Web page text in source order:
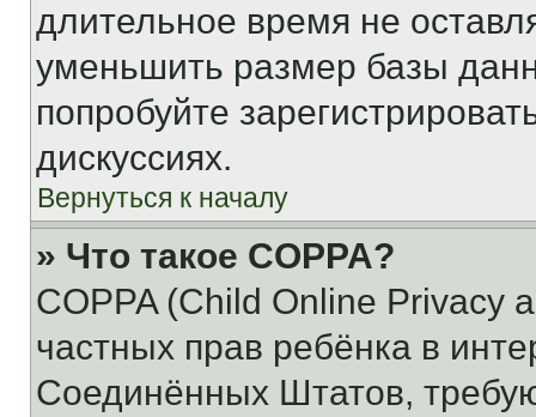
длительное время не
уменьшить размер базы
попробуйте
дискуссиях.
Вернуться к началу
» Что такое COPPA?
COPPA (Child Online Privacy
частных прав ребёнка в
Соединённых Штатов,